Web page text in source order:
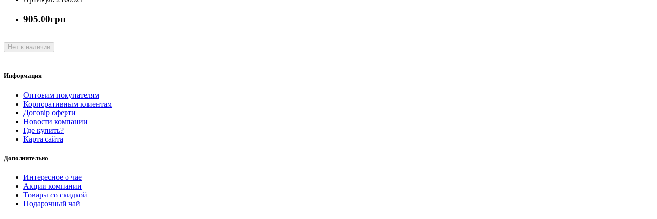
905.00грн
Нет в наличии
Информация
Оптовим покупателям
Корпоративным клиентам
Договір оферти
Новости компании
Где купить?
Карта сайта
Дополнительно
Интересное о чае
Акции компании
Товары со скидкой
Подарочный чай